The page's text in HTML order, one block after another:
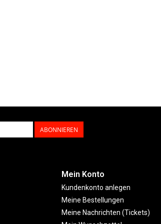
ABONNIEREN
Mein Konto
Kundenkonto anlegen
Meine Bestellungen
Meine Nachrichten (Tickets)